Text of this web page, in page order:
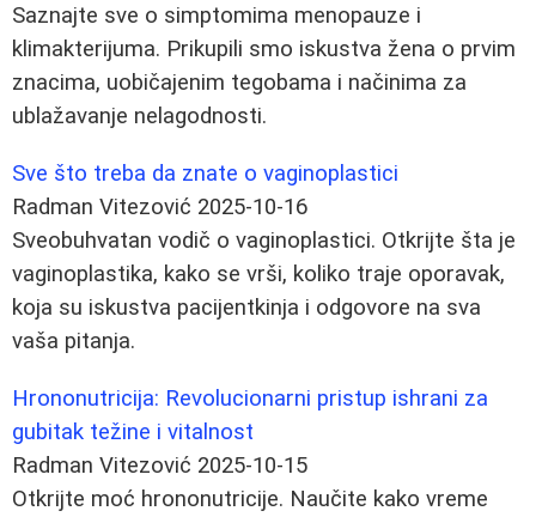
Saznajte sve o simptomima menopauze i
klimakterijuma. Prikupili smo iskustva žena o prvim
znacima, uobičajenim tegobama i načinima za
ublažavanje nelagodnosti.
Sve što treba da znate o vaginoplastici
Radman Vitezović 2025-10-16
Sveobuhvatan vodič o vaginoplastici. Otkrijte šta je
vaginoplastika, kako se vrši, koliko traje oporavak,
koja su iskustva pacijentkinja i odgovore na sva
vaša pitanja.
Hrononutricija: Revolucionarni pristup ishrani za
gubitak težine i vitalnost
Radman Vitezović 2025-10-15
Otkrijte moć hrononutricije. Naučite kako vreme